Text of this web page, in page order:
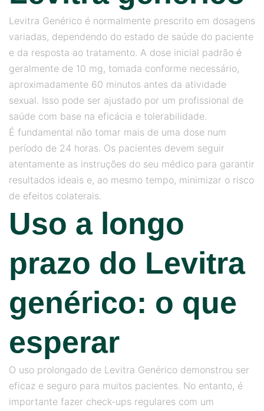
Levitra Genérico é normalmente prescrito em dosagens
variadas, dependendo do estado de saúde do paciente
e da resposta ao tratamento. A dose inicial padrão é
geralmente de 10 mg, tomada conforme necessário,
aproximadamente 60 minutos antes da atividade
sexual. Isso pode ser ajustado por um profissional de
saúde com base na eficácia e tolerabilidade.
É fundamental não tomar mais de uma dose num
período de 24 horas. Os pacientes devem seguir
atentamente as instruções do seu médico para garantir
resultados ideais e, ao mesmo tempo, minimizar o risco
de efeitos colaterais.
Uso a longo
prazo do Levitra
genérico: o que
esperar
O uso prolongado de Levitra Genérico demonstrou ser
eficaz e seguro para muitos pacientes. No entanto, é
importante fazer check-ups regulares com um